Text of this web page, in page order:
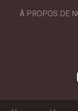
À PROPOS DE